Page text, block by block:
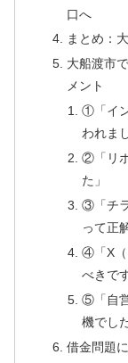
口へ
まとめ：
大船渡市
メント
①「イ
われま
②「リ
た」
③「チ
って正
④「X（
べきで
⑤「自
機でし
借金問題